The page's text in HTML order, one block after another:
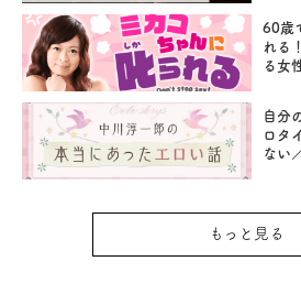
60歳
れる
る女
自分
ロタ
ない
もっと見る